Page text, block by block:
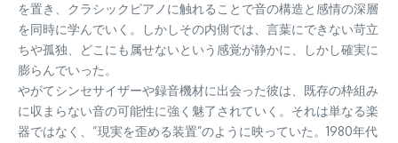
を置き、クラシックピアノに触れることで音の構造と感情の深層
を同時に学んでいく。しかしその内側では、言葉にできない苛立
ちや孤独、どこにも属せないという感覚が静かに、しかし確実に
膨らんでいった。
やがてシンセサイザーや録音機材に出会った彼は、既存の枠組み
に収まらない音の可能性に強く魅了されていく。それは単なる楽
器ではなく、“現実を歪める装置”のように映っていた。1980年代